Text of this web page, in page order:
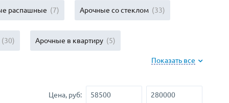
Двустворчатые(42)
С внутренним открыванием
распашные (7) Арочные со стеклом (33)
(30) Арочные в квартиру (5)
Показать все
Цена, руб: